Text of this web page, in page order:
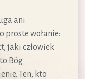
ani
proste wołanie:
jaki człowiek
Bóg
Ten, kto